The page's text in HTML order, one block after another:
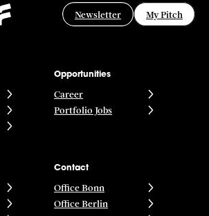
Newsletter My Pitch
Opportunities
Career
Portfolio Jobs
Contact
Office Bonn
Office Berlin